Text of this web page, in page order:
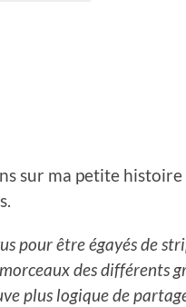
sur ma petite histoire
pour être égayés de
des différents
plus logique de